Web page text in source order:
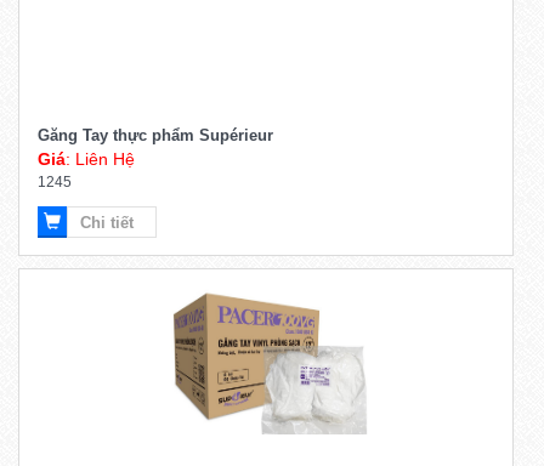
Găng Tay thực phẩm Supérieur
Giá: Liên Hệ
1245
Chi tiết